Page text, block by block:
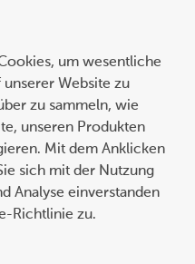
Ranking
um wesentliche
Website zu
zu sammeln, wie
unseren Produkten
Mit dem Anklicken
sich mit der Nutzung
Analyse einverstanden
Richtlinie zu.